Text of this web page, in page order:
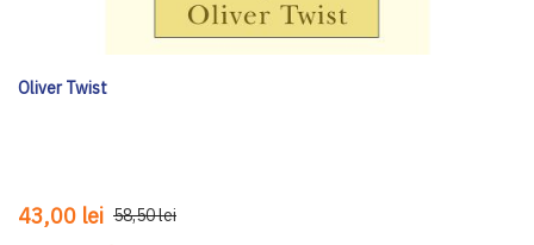
Oliver Twist
43,00 lei 58,50 lei